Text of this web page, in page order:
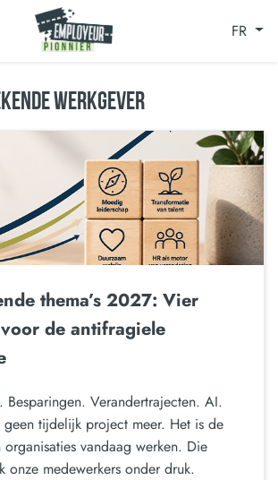
FR
WERKGEVER
thema’s 2027: Vier
de antifragiele
Besparingen. Verandertrajecten. AI.
geen tijdelijk project meer. Het is de
vandaag werken. Die
onze medewerkers onder druk.